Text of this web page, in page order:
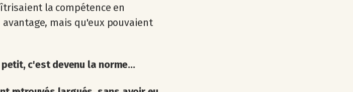
la compétence en
mais qu'eux pouvaient
c'est devenu la norme...